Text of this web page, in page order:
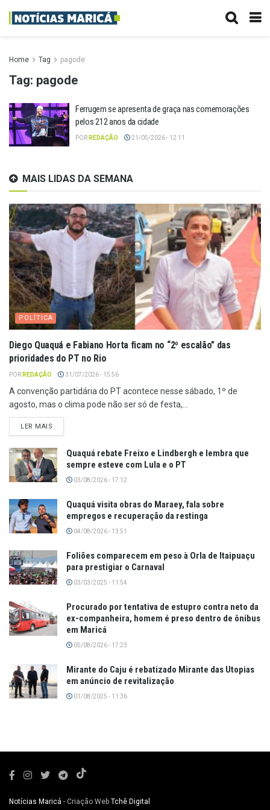
Home Tag pagode
Tag: pagode
Ferrugem se apresenta de graça nas comemorações
pelos 212 anos da cidade
POR REDAÇÃO 21/05/2026 - 12:11
MAIS LIDAS DA SEMANA
POLÍTICA
Diego Quaquá e Fabiano Horta ficam no “2º escalão” das
prioridades do PT no Rio
POR REDAÇÃO 31/07/2026 - 15:56
A convenção partidária do PT acontece nesse sábado, 1º de
agosto, mas o clima pode não ser só de festa,...
LER MAIS
Quaquá rebate Freixo e Lindbergh e lembra que
sempre esteve com Lula e o PT
03/08/2026 - 17:12
Quaquá visita obras do Maraey, fala sobre
empregos e recuperação da restinga
04/08/2026 - 13:51
Foliões comparecem em peso à Orla de Itaipuaçu
para prestigiar o Carnaval
03/03/2025 - 11:54
Procurado por tentativa de estupro contra neto da
ex-companheira, homem é preso dentro de ônibus
em Maricá
05/08/2026 - 17:23
Mirante do Caju é rebatizado Mirante das Utopias
em anúncio de revitalização
01/08/2025 - 11:36
Notícias Maricá - Criação Web Tchê Digital